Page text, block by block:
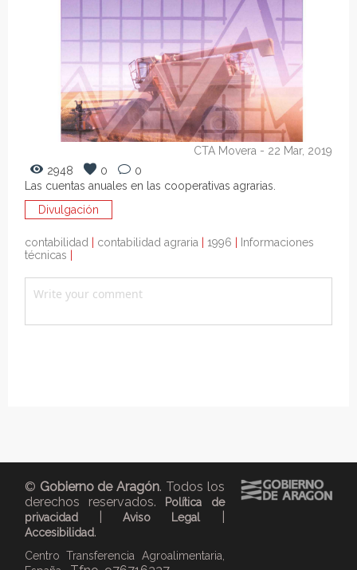
CTA Movera - 22 Mar, 2019
2948
0
0
Las cuentas anuales en las cooperativas agrarias.
Divulgación
contabilidad contabilidad agraria 1996
Informaciones
técnicas
© Gobierno de Aragón. Todos los
derechos reservados.
Política de
privacidad |Aviso Legal|
Accesibilidad.
Centro Transferencia Agroalimentaria,